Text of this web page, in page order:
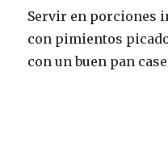
Servir en porciones
con pimientos
con un buen pan